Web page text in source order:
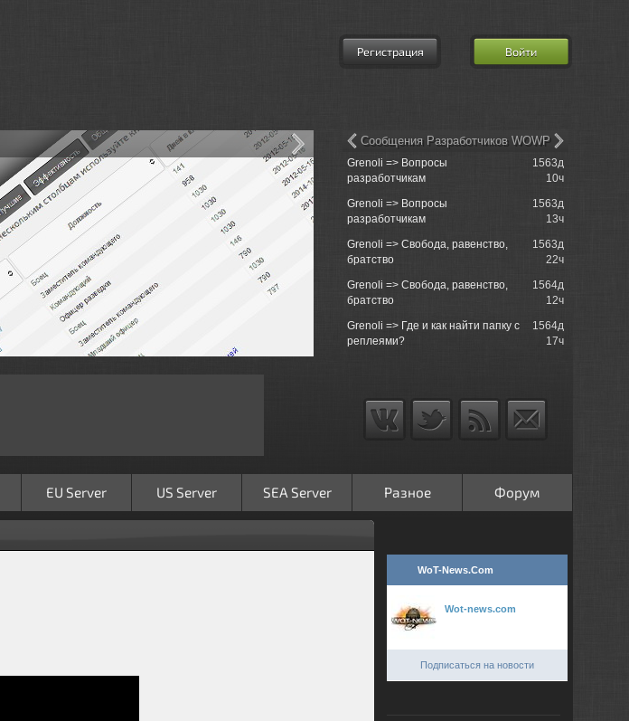
Регистрация Войти
Grenoli => Вопросы
разработчикам
1563д
10ч
Grenoli => Вопросы
разработчикам
1563д
13ч
Grenoli => Свобода, равенство,
братство
1563д
22ч
Grenoli => Свобода, равенство,
братство
1564д
12ч
Grenoli => Где и как найти папку с
реплеями?
1564д
17ч
Сообщения Разработчиков WOWP
EU Server US Server SEA Server Разное Форум
WoT-News.Com
Wot-news.com
Подписаться на новости